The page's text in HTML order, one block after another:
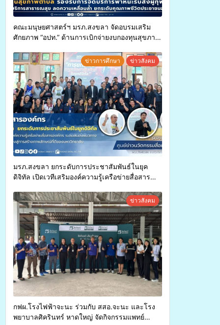
คณะมนุษยศาสตร์ฯ มรภ.สงขลา จัดอบรมเสริม
ศักยภาพ “อปท.” ด้านการเบิกจ่ายงบกองทุนสุขภาพ
ทุพพลภาพเพื่อเข้ารับบริการสาธารณสุข ลดความ
เหลื่อมล้ำ ยกระดับคุณภาพชีวิตประชาชนอย่าง
ยั่งยืน
ข่าวการศึกษา ข่าวสังคม
มรภ.สงขลา ยกระดับการประชาสัมพันธ์ในยุค
ดิจิทัล เปิดเวทีเสริมองค์ความรู้เครือข่ายสื่อสาร
การสร้างภาพลักษณ์ที่ดีของมหาวิทยาลัยข่าวสังคม
กฟผ.โรงไฟฟ้าจะนะ ร่วมกับ สสอ.จะนะ และโรง
พยาบาลศิครินทร์ หาดใหญ่ จัดกิจกรรมแพทย์